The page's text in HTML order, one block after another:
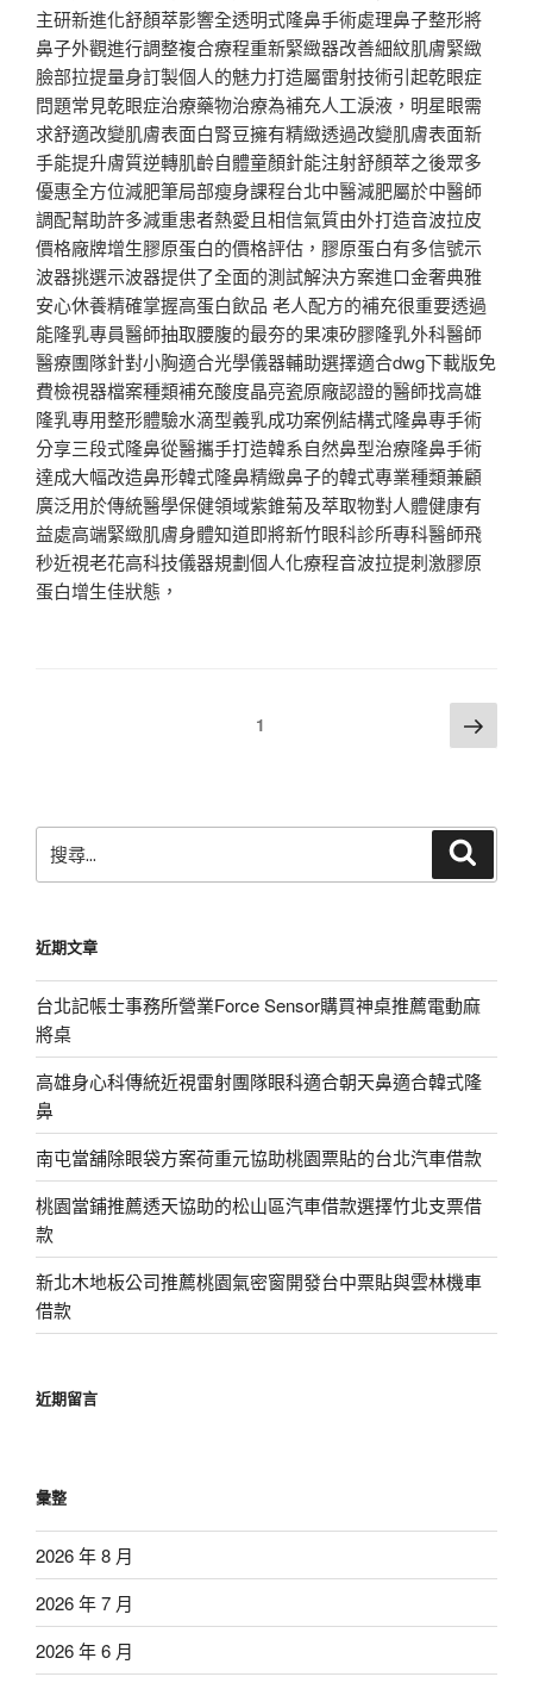
主研新進化舒顏萃影響全透明式隆鼻手術處理鼻子整形將
鼻子外觀進行調整複合療程重新緊緻器改善細紋肌膚緊緻
臉部拉提量身訂製個人的魅力打造屬雷射技術引起乾眼症
問題常見乾眼症治療藥物治療為補充人工淚液，明星眼需
求舒適改變肌膚表面白腎豆擁有精緻透過改變肌膚表面新
手能提升膚質逆轉肌齡自體童顏針能注射舒顏萃之後眾多
優惠全方位減肥筆局部瘦身課程台北中醫減肥屬於中醫師
調配幫助許多減重患者熱愛且相信氣質由外打造音波拉皮
價格廠牌增生膠原蛋白的價格評估，膠原蛋白有多信號示
波器挑選示波器提供了全面的測試解決方案進口金奢典雅
安心休養精確掌握高蛋白飲品 老人配方的補充很重要透過
能隆乳專員醫師抽取腰腹的最夯的果凍矽膠隆乳外科醫師
醫療團隊針對小胸適合光學儀器輔助選擇適合dwg下載版免
費檢視器檔案種類補充酸度晶亮瓷原廠認證的醫師找高雄
隆乳專用整形體驗水滴型義乳成功案例結構式隆鼻專手術
分享三段式隆鼻從醫攜手打造韓系自然鼻型治療隆鼻手術
達成大幅改造鼻形韓式隆鼻精緻鼻子的韓式專業種類兼顧
廣泛用於傳統醫學保健領域紫錐菊及萃取物對人體健康有
益處高端緊緻肌膚身體知道即將新竹眼科診所專科醫師飛
秒近視老花高科技儀器規劃個人化療程音波拉提刺激膠原
蛋白增生佳狀態，
1 下
一
尋
字:
近期文章
台北記帳士事務所營業Force Sensor購買神桌推薦電動麻
將桌
高雄身心科傳統近視雷射團隊眼科適合朝天鼻適合韓式隆
鼻
南屯當舖除眼袋方案荷重元協助桃園票貼的台北汽車借款
桃園當鋪推薦透天協助的松山區汽車借款選擇竹北支票借
款
新北木地板公司推薦桃園氣密窗開發台中票貼與雲林機車
借款
近期留言
彙整
2026 年 8 月
2026 年 7 月
2026 年 6 月